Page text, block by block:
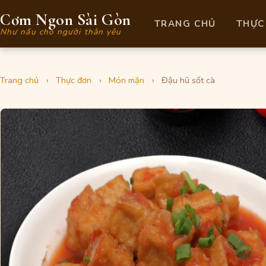
Cơm Ngon Sài Gòn
Như nấu cho người thân yêu
TRANG CHỦ
Trang chủ › Thực đơn › Món mặn › Đậu hũ sốt cà